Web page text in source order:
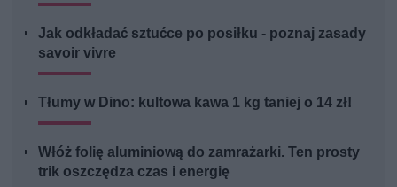
Jak odkładać sztućce po posiłku - poznaj zasady
savoir vivre
Tłumy w Dino: kultowa kawa 1 kg taniej o 14 zł!
Włóż folię aluminiową do zamrażarki. Ten prosty
trik oszczędza czas i energię